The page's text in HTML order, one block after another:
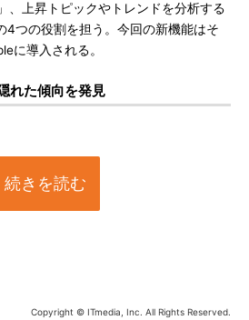
、上昇トピックやトレンドを分析する
4つの役割を担う。今回の新機能はそ
に導入される。
れた傾向を発見
続きを読む
Copyright © ITmedia, Inc. All Rights Reserved.